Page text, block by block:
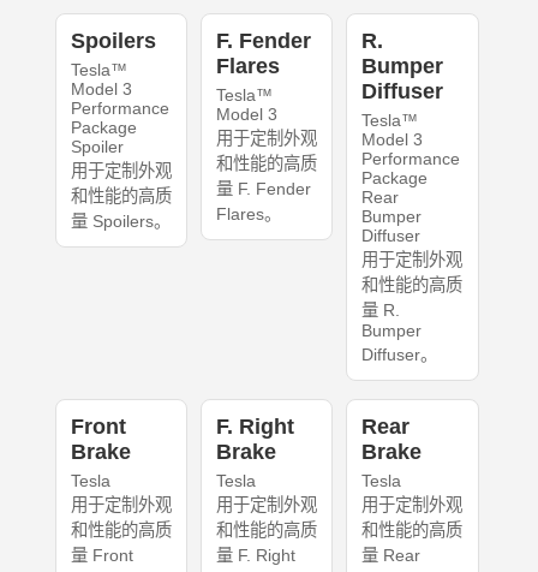
Spoilers
Tesla™
Model 3
Performance
Package
Spoiler
用于定制外观
和性能的高质
量 Spoilers。
F. Fender
Flares
Tesla™
Model 3
用于定制外观
和性能的高质
量 F. Fender
Flares。
R.
Bumper
Diffuser
Tesla™
Model 3
Performance
Package
Rear
Bumper
Diffuser
用于定制外观
和性能的高质
量 R.
Bumper
Diffuser。
Front
Brake
Tesla
用于定制外观
和性能的高质
量 Front
F. Right
Brake
Tesla
用于定制外观
和性能的高质
量 F. Right
Rear
Brake
Tesla
用于定制外观
和性能的高质
量 Rear